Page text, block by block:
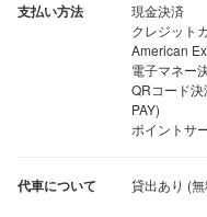
支払い方法
現金決済
クレジット
American
電子マネー
QRコード
PAY)
ポイントサ
代車について